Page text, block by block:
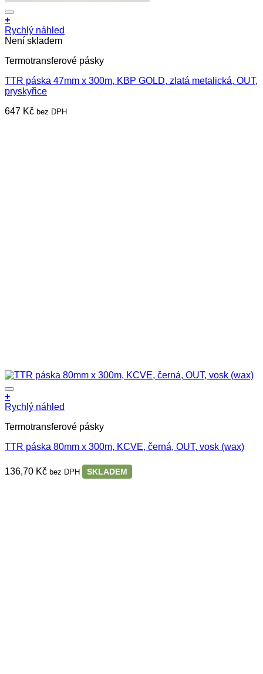
+
Rychlý náhled
Není skladem
Termotransferové pásky
TTR páska 47mm x 300m, KBP GOLD, zlatá metalická, OUT,
pryskyřice
647 Kč bez DPH
+
Rychlý náhled
Termotransferové pásky
TTR páska 80mm x 300m, KCVE, černá, OUT, vosk (wax)
136,70 Kč bez DPH SKLADEM